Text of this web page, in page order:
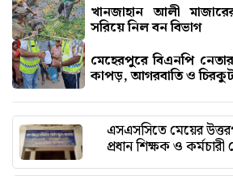
খানজাহান আলী
সরিয়ে নিল বন বিভাগ
মেহেরপুরে বিএনপি
কাপড়, আগরবাতি ও চিরকুট
এসএসসিতে মেয়ের
প্রধান শিক্ষক ও কর্মচারী